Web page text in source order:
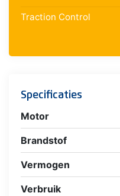
Traction Control
Specificaties
Motor
Brandstof
Vermogen
Verbruik